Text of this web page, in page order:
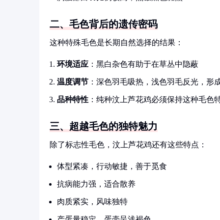
二、毛色背后的遗传密码
这种特殊毛色是长期自然选择的结果：
环境适应 ：黑白杂色有助于在草丛中隐蔽
温度调节 ：深色羽毛吸热，浅色羽毛反光，形
品种特性 ：纯种汶上芦花鸡必须保持这种毛色
三、超越毛色的独特魅力
除了标志性毛色，汶上芦花鸡还有这些特点：
体型紧凑，行动敏捷，善于觅食
抗病能力强，适合散养
肉质紧实，风味独特